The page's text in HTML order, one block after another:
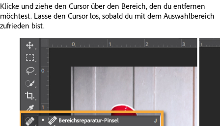
Klicke und ziehe den Cursor über den Bereich, den du entfernen
möchtest. Lasse den Cursor los, sobald du mit dem Auswahlbereich
zufrieden bist.